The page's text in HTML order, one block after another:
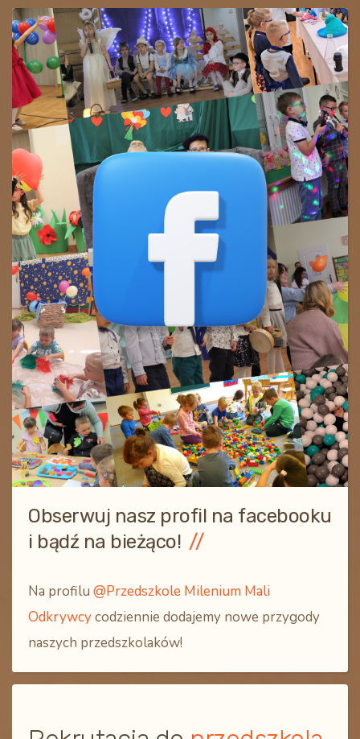
Obserwuj nasz profil na facebooku
i bądź na bieżąco!
Na profilu @Przedszkole Milenium Mali
Odkrywcycodziennie dodajemy nowe przygody
naszych przedszkolaków!